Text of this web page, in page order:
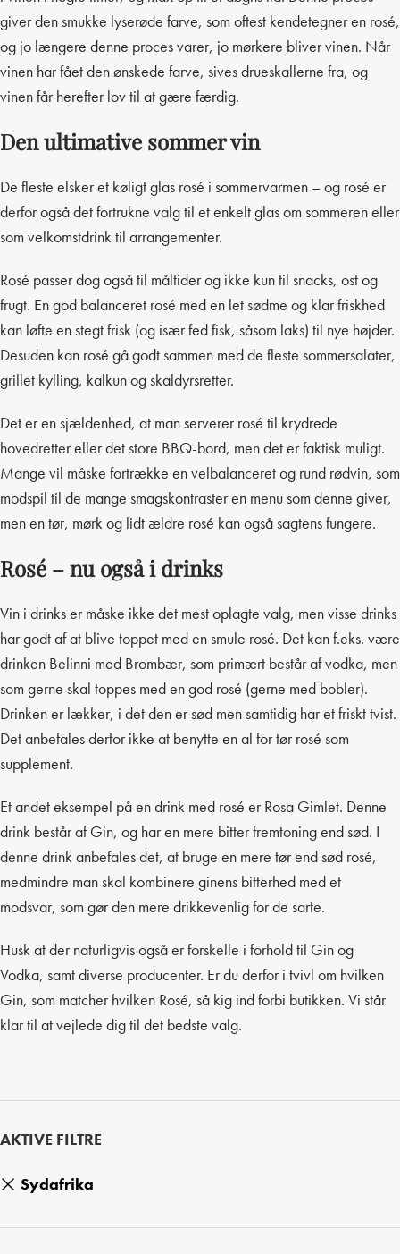
AKTIVE FILTRE
Sydafrika
giver den smukke lyserøde farve, som oftest kendetegner en rosé,
og jo længere denne proces varer, jo mørkere bliver vinen. Når
vinen har fået den ønskede farve, sives drueskallerne fra, og
vinen får herefter lov til at gære færdig.
Den ultimative sommer vin
De fleste elsker et køligt glas rosé i sommervarmen – og rosé er
derfor også det fortrukne valg til et enkelt glas om sommeren eller
som velkomstdrink til arrangementer.
Rosé passer dog også til måltider og ikke kun til snacks, ost og
frugt. En god balanceret rosé med en let sødme og klar friskhed
kan løfte en stegt frisk (og især fed fisk, såsom laks) til nye højder.
Desuden kan rosé gå godt sammen med de fleste sommersalater,
grillet kylling, kalkun og skaldyrsretter.
Det er en sjældenhed, at man serverer rosé til krydrede
hovedretter eller det store BBQ-bord, men det er faktisk muligt.
Mange vil måske fortrække en velbalanceret og rund rødvin, som
modspil til de mange smagskontraster en menu som denne giver,
men en tør, mørk og lidt ældre rosé kan også sagtens fungere.
Rosé – nu også i drinks
Vin i drinks er måske ikke det mest oplagte valg, men visse drinks
har godt af at blive toppet med en smule rosé. Det kan f.eks. være
drinken Belinni med Brombær, som primært består af vodka, men
som gerne skal toppes med en god rosé (gerne med bobler).
Drinken er lækker, i det den er sød men samtidig har et friskt tvist.
Det anbefales derfor ikke at benytte en al for tør rosé som
supplement.
Et andet eksempel på en drink med rosé er Rosa Gimlet. Denne
drink består af Gin, og har en mere bitter fremtoning end sød. I
denne drink anbefales det, at bruge en mere tør end sød rosé,
medmindre man skal kombinere ginens bitterhed med et
modsvar, som gør den mere drikkevenlig for de sarte.
Husk at der naturligvis også er forskelle i forhold til Gin og
Vodka, samt diverse producenter. Er du derfor i tvivl om hvilken
Gin, som matcher hvilken Rosé, så kig ind forbi butikken. Vi står
klar til at vejlede dig til det bedste valg.